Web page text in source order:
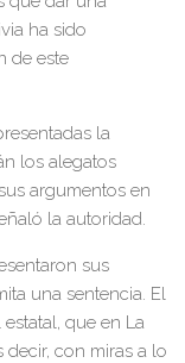
ha sido
de este
la
los alegatos
argumentos en
la autoridad.
sus
una sentencia. El
que en La
decir, con miras a lo